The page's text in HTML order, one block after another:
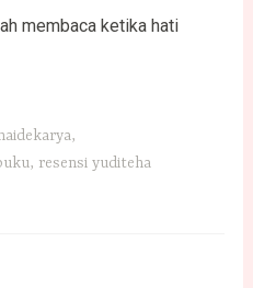
membaca ketika hati
,
, resensi yuditeha